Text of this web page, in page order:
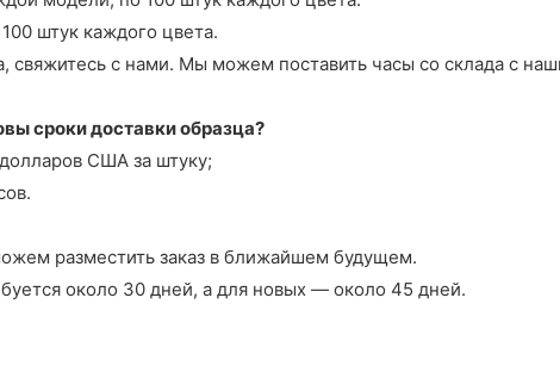
штук каждого цвета.
с нами. Мы можем поставить часы со склада с
сроки доставки образца?
США за штуку;
разместить заказ в ближайшем будущем.
около 30 дней, а для новых — около 45 дней.